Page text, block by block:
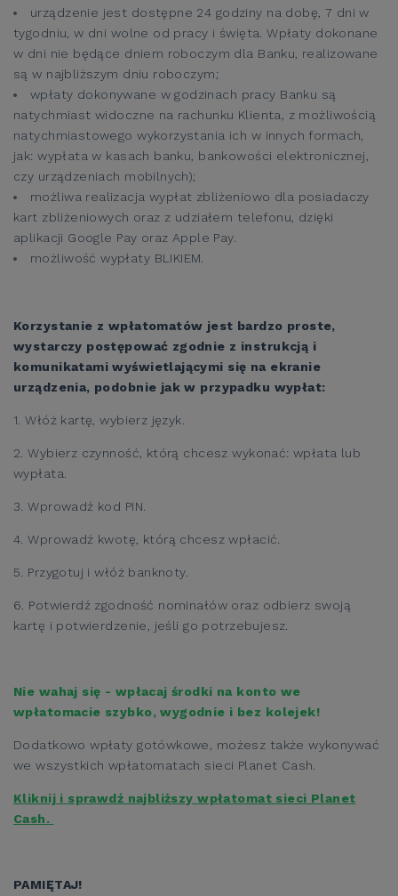
urządzenie jest dostępne 24 godziny na dobę, 7 dni w
tygodniu, w dni wolne od pracy i święta. Wpłaty dokonane
w dni nie będące dniem roboczym dla Banku, realizowane
są w najbliższym dniu roboczym;
wpłaty dokonywane w godzinach pracy Banku są
natychmiast widoczne na rachunku Klienta, z możliwością
natychmiastowego wykorzystania ich w innych formach,
jak: wypłata w kasach banku, bankowości elektronicznej,
czy urządzeniach mobilnych);
możliwa realizacja wypłat zbliżeniowo dla posiadaczy
kart zbliżeniowych oraz z udziałem telefonu, dzięki
aplikacji Google Pay oraz Apple Pay.
możliwość wypłaty BLIKIEM.
Korzystanie z wpłatomatów jest bardzo proste,
wystarczy postępować zgodnie z instrukcją i
komunikatami wyświetlającymi się na ekranie
urządzenia, podobnie jak w przypadku wypłat:
1. Włóż kartę, wybierz język.
2. Wybierz czynność, którą chcesz wykonać: wpłata lub
wypłata.
3. Wprowadź kod PIN.
4. Wprowadź kwotę, którą chcesz wpłacić.
5. Przygotuj i włóż banknoty.
6. Potwierdź zgodność nominałów oraz odbierz swoją
kartę i potwierdzenie, jeśli go potrzebujesz.
Nie wahaj się - wpłacaj środki na konto we
wpłatomacie szybko, wygodnie i bez kolejek!
Dodatkowo wpłaty gotówkowe, możesz także wykonywać
we wszystkich wpłatomatach sieci Planet Cash.
Kliknij i sprawdź najbliższy wpłatomat sieci Planet
Cash.
PAMIĘTAJ!